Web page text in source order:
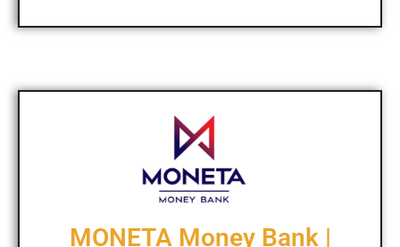
MONETA Money Bank |